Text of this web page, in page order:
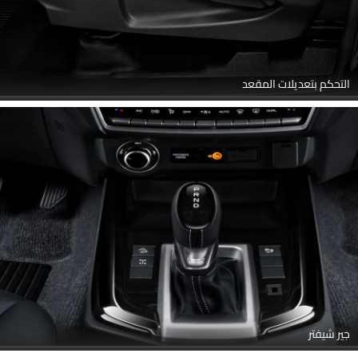
التحكم بتعديلات المقعد
جير شيفتر